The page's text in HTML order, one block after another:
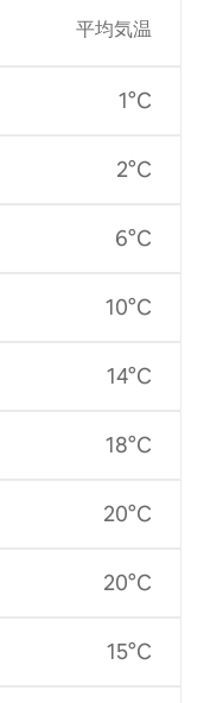
平均気温
1°C
2°C
6°C
10°C
14°C
18°C
20°C
20°C
15°C